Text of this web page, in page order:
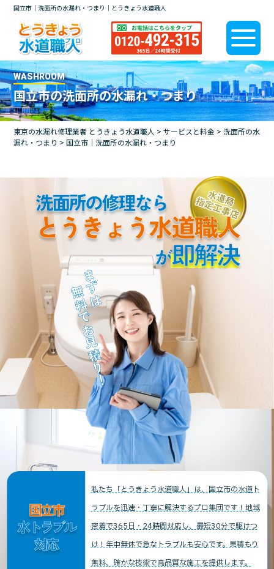
国立市｜洗面所の水漏れ・つまり｜とうきょう水道職人
WASHROOM
国立市の洗面所の水漏れ・つまり
東京の水漏れ修理業者 とうきょう水道職人 >サービスと料金 > 洗面所の水
漏れ・つまり >国立市｜洗面所の水漏れ・つまり
まずは
無料でお見積り！
洗面所の修理なら
とうきょう水道職人
が即解決
国立市
水トラブル
対応
私たち「とうきょう水道職人」は、国立市の水道ト
ラブルを迅速・丁寧に解決するプロ集団です！地域
密着で365日・24時間対応し、最短30分で駆けつ
け！年中無休で急なトラブルも安心です。見積もり
無料、確かな技術で高品質な施工を提供します。